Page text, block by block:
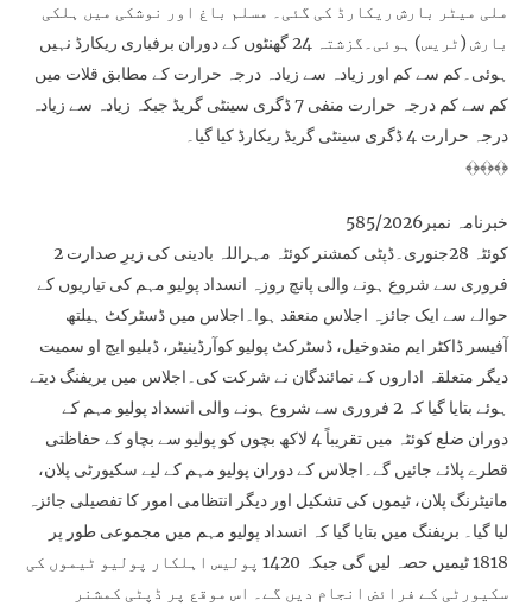
ملی میٹر بارش ریکارڈ کی گئی۔ مسلم باغ اور نوشکی میں ہلکی
بارش (ٹریس) ہوئی۔گزشتہ 24 گھنٹوں کے دوران برفباری ریکارڈ نہیں
ہوئی۔کم سے کم اور زیادہ سے زیادہ درجہ حرارت کے مطابق قلات میں
کم سے کم درجہ حرارت منفی 7 ڈگری سینٹی گریڈ جبکہ زیادہ سے زیادہ
درجہ حرارت 4 ڈگری سینٹی گریڈ ریکارڈ کیا گیا۔
﴾﴿﴾﴿﴾﴿
خبرنامہ نمبر585/2026
کوئٹہ 28جنوری۔ڈپٹی کمشنر کوئٹہ مہراللہ بادینی کی زیرِ صدارت 2
فروری سے شروع ہونے والی پانچ روزہ انسداد پولیو مہم کی تیاریوں کے
حوالے سے ایک جائزہ اجلاس منعقد ہوا۔اجلاس میں ڈسٹرکٹ ہیلتھ
آفیسر ڈاکٹر ایم مندوخیل، ڈسٹرکٹ پولیو کوآرڈینیٹر، ڈبلیو ایچ او سمیت
دیگر متعلقہ اداروں کے نمائندگان نے شرکت کی۔اجلاس میں بریفنگ دیتے
ہوئے بتایا گیا کہ 2 فروری سے شروع ہونے والی انسداد پولیو مہم کے
دوران ضلع کوئٹہ میں تقریباً 4 لاکھ بچوں کو پولیو سے بچاو کے حفاظتی
قطرے پلائے جائیں گے۔اجلاس کے دوران پولیو مہم کے لیے سکیورٹی پلان،
مانیٹرنگ پلان، ٹیموں کی تشکیل اور دیگر انتظامی امور کا تفصیلی جائزہ
لیا گیا۔ بریفنگ میں بتایا گیا کہ انسداد پولیو مہم میں مجموعی طور پر
1818 ٹیمیں حصہ لیں گی جبکہ 1420 پولیس اہلکار پولیو ٹیموں کی
سکیورٹی کے فرائض انجام دیں گے۔ اس موقع پر ڈپٹی کمشنر